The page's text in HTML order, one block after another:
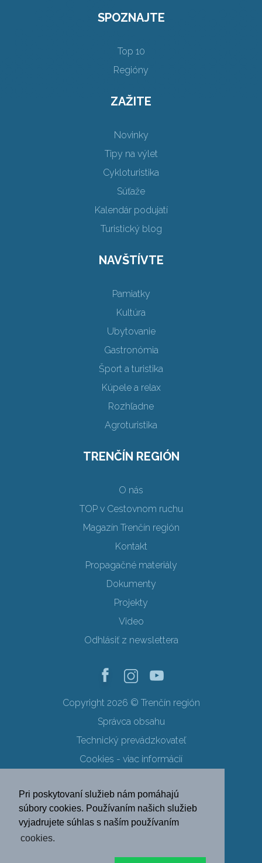
Pri poskytovaní služieb nám pomáhajú
súbory cookies. Používaním našich služieb
vyjadrujete súhlas s naším používaním
cookies.
SPOZNAJTE
Top 10
Regióny
ZAŽITE
Novinky
Tipy na výlet
Cykloturistika
Súťaže
Kalendár podujatí
Turistický blog
NAVŠTÍVTE
Pamiatky
Kultúra
Ubytovanie
Gastronómia
Šport a turistika
Kúpele a relax
Rozhľadne
Agroturistika
TRENČÍN REGIÓN
O nás
TOP v Cestovnom ruchu
Magazín Trenčín región
Kontakt
Propagačné materiály
Dokumenty
Projekty
Video
Odhlásiť z newslettera
Copyright 2026 © Trenčín región
Správca obsahu
Technický prevádzkovateľ
Cookies - viac informácií
Ochrana osobných údajov
SK EN DE
PL